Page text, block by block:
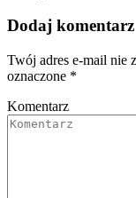
Dodaj komentarz
Twój adres e-mail nie
oznaczone *
Komentarz